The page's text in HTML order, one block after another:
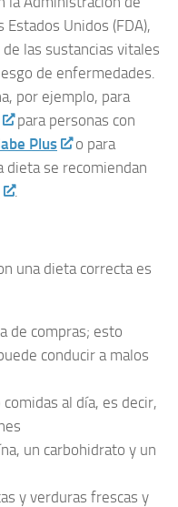
Unidos (FDA),
las sustancias vitales
de enfermedades.
por ejemplo, para
para personas con
Plus
o para
dieta se recomiendan
.
una dieta correcta es
de compras; esto
conducir a malos
al día, es decir,
un carbohidrato y un
y verduras frescas y